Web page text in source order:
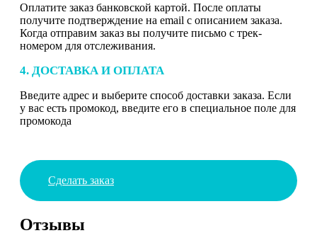
Оплатите заказ банковской картой. После оплаты
получите подтверждение на email с описанием заказа.
Когда отправим заказ вы получите письмо с трек-
номером для отслеживания.
4. ДОСТАВКА И ОПЛАТА
Введите адрес и выберите способ доставки заказа. Если
у вас есть промокод, введите его в специальное поле для
промокода
Сделать заказ
Отзывы